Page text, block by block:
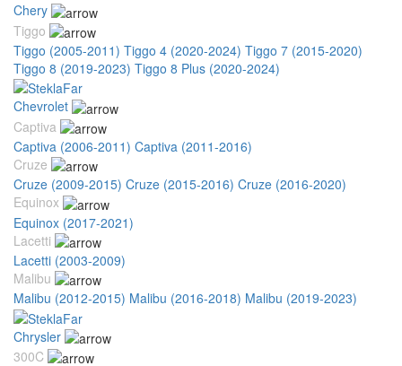
Chery
Tiggo
Tiggo (2005-2011) Tiggo 4 (2020-2024) Tiggo 7 (2015-2020)
Tiggo 8 (2019-2023) Tiggo 8 Plus (2020-2024)
Chevrolet
Captiva
Captiva (2006-2011) Captiva (2011-2016)
Cruze
Cruze (2009-2015) Cruze (2015-2016) Cruze (2016-2020)
Equinox
Equinox (2017-2021)
Lacetti
Lacetti (2003-2009)
Malibu
Malibu (2012-2015) Malibu (2016-2018) Malibu (2019-2023)
Chrysler
300C